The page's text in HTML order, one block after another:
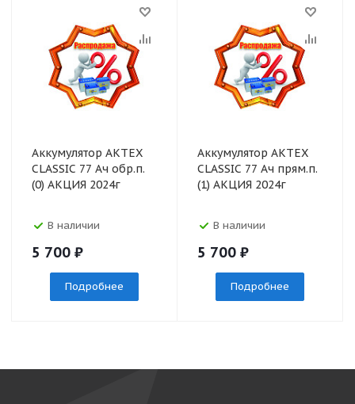
Аккумулятор АКТЕХ
CLASSIC 77 Ач обр.п.
(0) АКЦИЯ 2024г
В наличии
5 700 ₽
Подробнее
Аккумулятор АКТЕХ
CLASSIC 77 Ач прям.п.
(1) АКЦИЯ 2024г
В наличии
5 700 ₽
Подробнее